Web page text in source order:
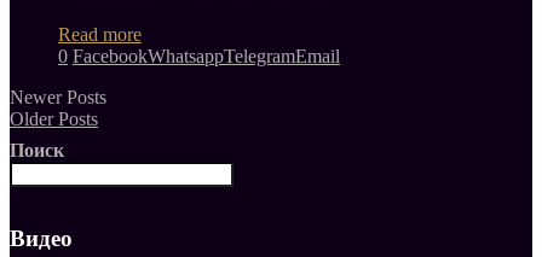
Read more
0 FacebookWhatsappTelegramEmail
Newer Posts
Older Posts
Поиск
Видео